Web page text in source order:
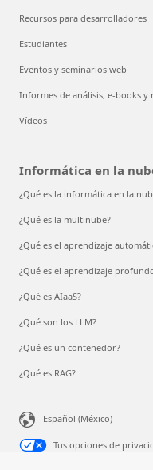
Recursos para desarrolladores
Estudiantes
Eventos y seminarios web
Informes de análisis, e-books y
Vídeos
Informática en la
¿Qué es la informática en la
¿Qué es la multinube?
¿Qué es el aprendizaje
¿Qué es el aprendizaje
¿Qué es AIaaS?
¿Qué son los LLM?
¿Qué es un contenedor?
¿Qué es RAG?
Español (México)
Tus opciones de